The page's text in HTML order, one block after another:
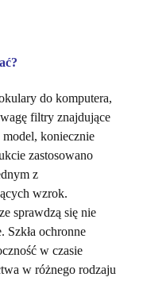
do komputera,
filtry znajdujące
model, koniecznie
zastosowano
z
wzrok.
sprawdzą się nie
Szkła ochronne
w czasie
w różnego rodzaju